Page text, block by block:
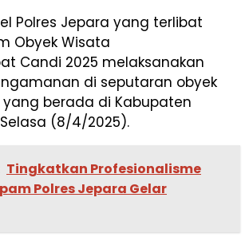
Polres Jepara yang terlibat
Obyek Wisata
Candi 2025 melaksanakan
di seputaran obyek
berada di Kabupaten
(8/4/2025).
Tingkatkan Profesionalisme
Polres Jepara Gelar